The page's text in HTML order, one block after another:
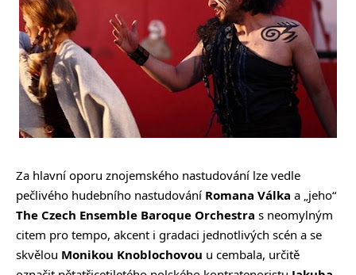
Za hlavní oporu znojemského nastudování lze vedle
pečlivého hudebního nastudování Romana Válka a „jeho“
The Czech Ensemble Baroque Orchestra s neomylným
citem pro tempo, akcent i gradaci jednotlivých scén a se
skvělou Monikou Knoblochovou u cembala, určitě